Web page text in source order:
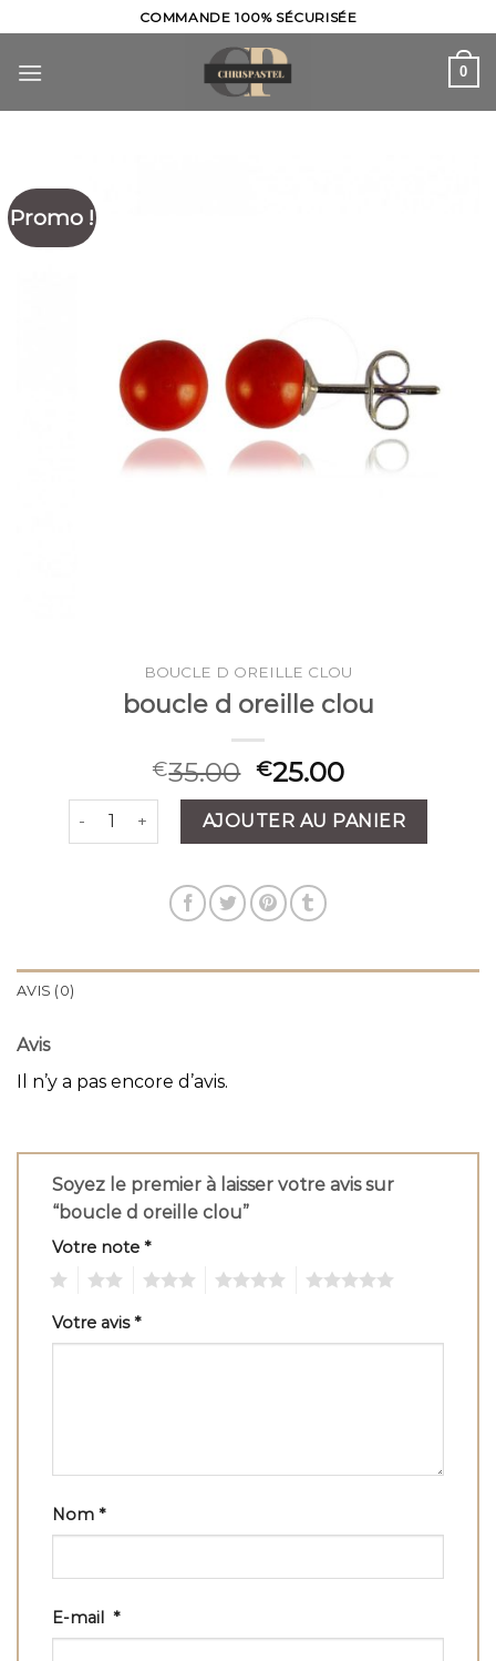
to
content
COMMANDE 100% SÉCURISÉE
0
Promo !
BOUCLE D OREILLE CLOU
boucle d oreille clou
€35.00 €25.00
quantité de boucle d oreille clou
AJOUTER AU PANIER
AVIS (0)
Avis
Il n’y a pas encore d’avis.
Soyez le premier à laisser votre avis sur
“boucle d oreille clou”
Votre note *
Votre avis*
Nom *
E-mail *